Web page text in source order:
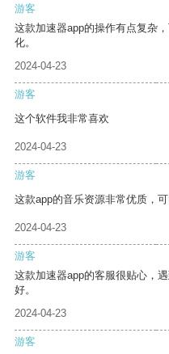
游客
这款加速器app的操作有点复杂
化。
2024-04-23
游客
这个软件我非常喜欢
2024-04-23
游客
这款app的音乐资源非常优质，
2024-04-23
游客
这款加速器app的客服很贴心，
好。
2024-04-23
游客